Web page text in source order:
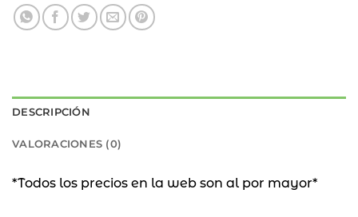
DESCRIPCIÓN
VALORACIONES (0)
*Todos los precios en la web son al por mayor*